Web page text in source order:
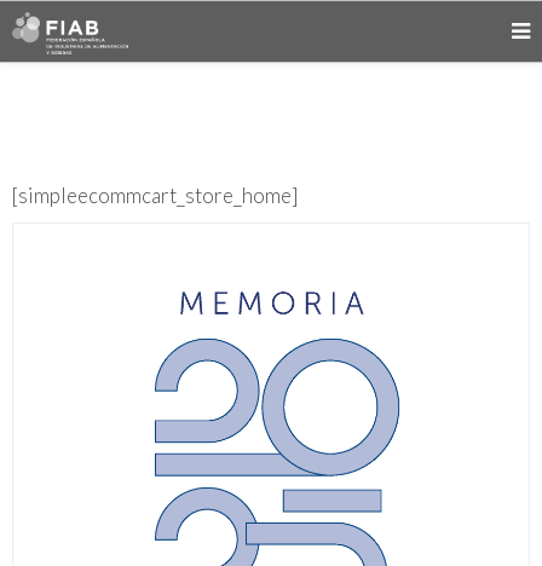
[simpleecommcart_store_home]